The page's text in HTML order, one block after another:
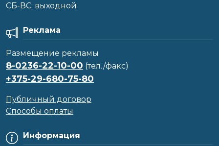
CБ-ВС: выходной
Информация
Реклама
Размещение рекламы
8-0236-22-10-00 (тел./факс)
+375-29-680-75-80
Публичный договор
Способы оплаты